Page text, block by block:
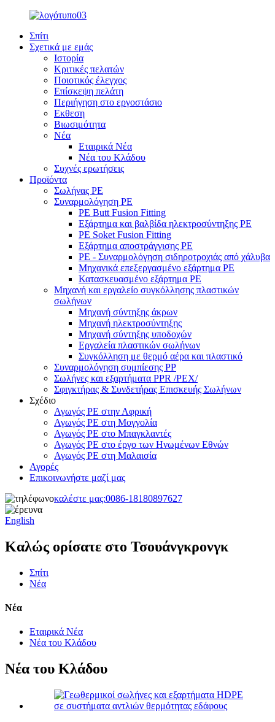
Σπίτι
Σχετικά με εμάς
Ιστορία
Κριτικές πελατών
Ποιοτικός έλεγχος
Επίσκεψη πελάτη
Περιήγηση στο εργοστάσιο
Εκθεση
Βιωσιμότητα
Νέα
Εταιρικά Νέα
Νέα του Κλάδου
Συχνές ερωτήσεις
Προϊόντα
Σωλήνας PE
Συναρμολόγηση PE
PE Butt Fusion Fitting
Εξάρτημα και βαλβίδα ηλεκτροσύντηξης PE
PE Soket Fusion Fitting
Εξάρτημα αποστράγγισης PE
PE - Συναρμολόγηση σιδηροτροχιάς από χάλυβα
Μηχανικά επεξεργασμένο εξάρτημα PE
Κατασκευασμένο εξάρτημα PE
Μηχανή και εργαλείο συγκόλλησης πλαστικών
σωλήνων
Μηχανή σύντηξης άκρων
Μηχανή ηλεκτροσύντηξης
Μηχανή σύντηξης υποδοχών
Εργαλεία πλαστικών σωλήνων
Συγκόλληση με θερμό αέρα και πλαστικό
Συναρμολόγηση συμπίεσης PP
Σωλήνες και εξαρτήματα PPR /PEX/
Σφιγκτήρας & Συνδετήρας Επισκευής Σωλήνων
Σχέδιο
Αγωγός PE στην Αφρική
Αγωγός PE στη Μογγολία
Αγωγός PE στο Μπαγκλαντές
Αγωγός PE στο έργο των Ηνωμένων Εθνών
Αγωγός PE στη Μαλαισία
Αγορές
Επικοινωνήστε μαζί μας
καλέστε μας:0086-18180897627
English
Καλώς ορίσατε στο Τσουάνγκρονγκ
Σπίτι
Νέα
Νέα
Εταιρικά Νέα
Νέα του Κλάδου
Νέα του Κλάδου